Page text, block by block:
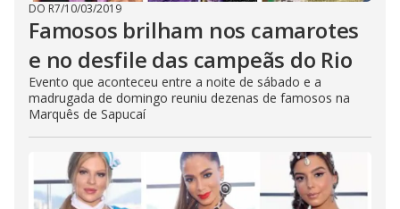
DO R7/10/03/2019
Famosos brilham nos camarotes
e no desfile das campeãs do Rio
Evento que aconteceu entre a noite de sábado e a
madrugada de domingo reuniu dezenas de famosos na
Marquês de Sapucaí